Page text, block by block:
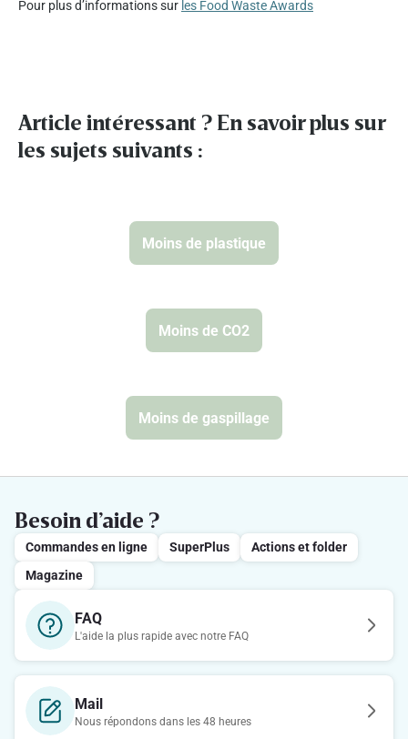
Pour plus d’informations sur les Food Waste Awards
Article intéressant ? En savoir plus sur
les sujets suivants :
Moins de plastique
Moins de CO2
Moins de gaspillage
Besoin d’aide ?
Commandes en ligne SuperPlus
Actions et folder
Magazine
FAQ
L'aide la plus rapide avec notre FAQ
Mail
Nous répondons dans les 48 heures